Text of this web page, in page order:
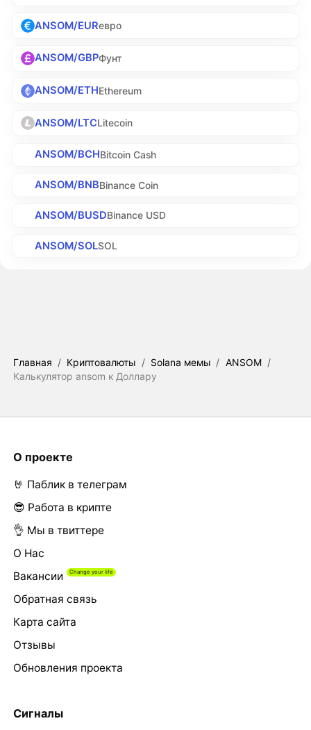
ANSOM/EURевро
ANSOM/GBPФунт
ANSOM/ETHEthereum
ANSOM/LTCLitecoin
ANSOM/BCHBitcoin Cash
ANSOM/BNBBinance Coin
ANSOM/BUSDBinance USD
ANSOM/SOLSOL
Главная / Криптовалюты / Solana мемы / ANSOM /
Калькулятор ansom к Доллару
О проекте
🤘 Паблик в телеграм
😎 Работа в крипте
👌 Мы в твиттере
О Нас
Вакансии
Обратная связь
Карта сайта
Отзывы
Обновления проекта
Сигналы